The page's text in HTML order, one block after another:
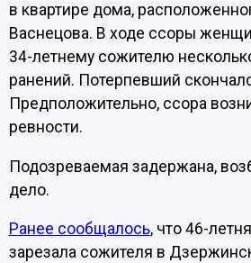
в квартире дома,
Васнецова. В ходе ссоры
34-летнему сожителю
ранений. Потерпевший
Предположительно, ссора
ревности.
Подозреваемая задержана,
дело.
Ранее сообщалось, что 46-
зарезала сожителя в